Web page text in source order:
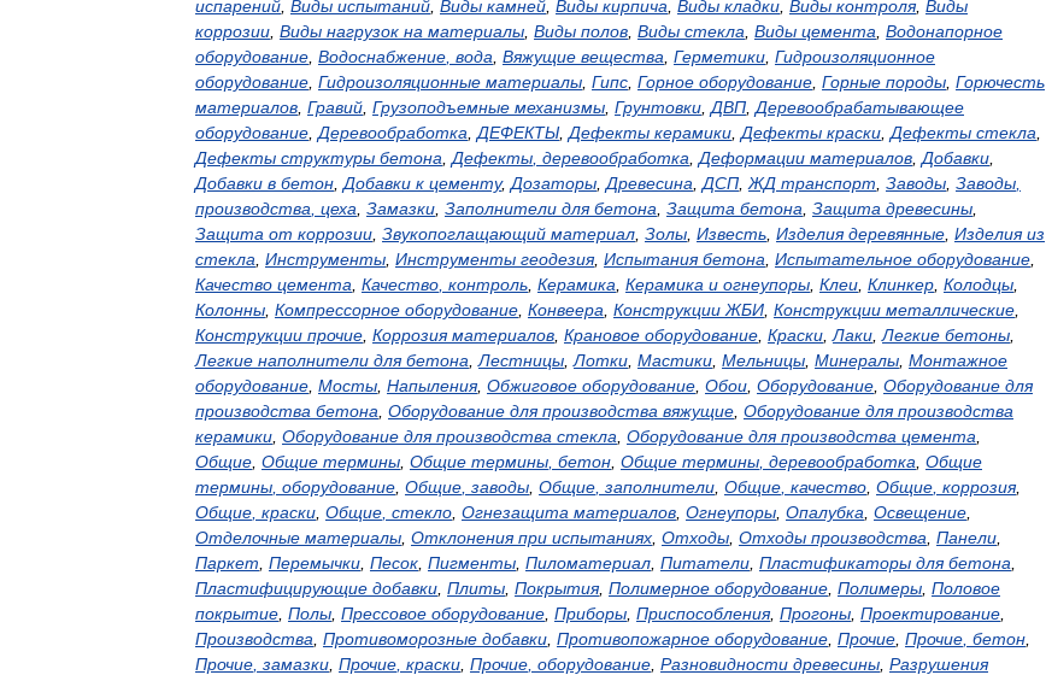
испарений Виды испытаний Виды камней Виды кирпича Виды кладки Виды контроля, Виды
коррозии Виды нагрузок на материалы Виды полов Виды стекла Виды цемента Водонапорное
оборудование Водоснабжение вода Вяжущие вещества Герметики Гидроизоляционное
оборудование Гидроизоляционные материалы Гипс Горное оборудование Горные породы Горючесть
материалов Гравий Грузоподъемные механизмы Грунтовки ДВП Деревообрабатывающее
оборудование Деревообработка ДЕФЕКТЫ, Дефекты керамики Дефекты краски Дефекты стекла
Дефекты структуры бетона Дефекты деревообработка Деформации материалов Добавки
Добавки в бетон Добавки к цементу, Дозаторы Древесина ДСП ЖД транспорт Заводы Заводы
производства цеха Замазки Заполнители для бетона Защита бетона Защита древесины
Защита от коррозии Звукопоглащающий материал Золы Известь Изделия деревянные Изделия из
стекла Инструменты Инструменты геодезия, Испытания бетона Испытательное оборудование
Качество цемента Качество контроль Керамика Керамика и огнеупоры Клеи Клинкер Колодцы
Колонны Компрессорное оборудование Конвеера Конструкции ЖБИ Конструкции металлические
Конструкции прочие Коррозия материалов Крановое оборудование Краски Лаки Легкие бетоны
Легкие наполнители для бетона Лестницы Лотки Мастики Мельницы Минералы Монтажное
оборудование Мосты Напыления, Обжиговое оборудование Обои Оборудование Оборудование для
производства бетона Оборудование для производства вяжущие Оборудование для производства
керамики Оборудование для производства стекла Оборудование для производства цемента
Общие Общие термины Общие термины бетон Общие термины деревообработка Общие
термины оборудование Общие заводы Общие заполнители Общие качество Общие коррозия,
Общие краски Общие стекло Огнезащита материалов Огнеупоры Опалубка Освещение
Отделочные материалы Отклонения при испытаниях Отходы Отходы производства Панели
Паркет Перемычки Песок Пигменты Пиломатериал Питатели Пластификаторы для бетона
Пластифицирующие добавки Плиты Покрытия, Полимерное оборудование Полимеры Половое
покрытие Полы Прессовое оборудование Приборы Приспособления, Прогоны Проектирование
Производства Противоморозные добавки Противопожарное оборудование Прочие Прочие бетон
Прочие замазки Прочие краски Прочие оборудование Разновидности древесины Разрушения